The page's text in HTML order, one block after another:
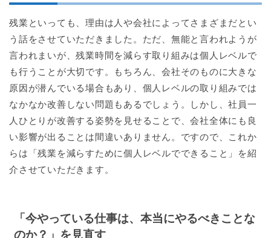
残業といっても、理由は人や会社によってさまざまだとい
う話をさせていただきました。ただ、無能と言われようが
言われまいが、残業時間を減らす取り組みは個人レベルで
も行うことが大切です。もちろん、会社そのものに大きな
原因が潜んでいる場合もあり、個人レベルの取り組みでは
なかなか改善しない問題もあるでしょう。しかし、社員一
人ひとりが改善する姿勢を見せることで、会社全体にも良
い影響が出ることは間違いありません。ですので、これか
らは「残業を減らすために個人レベルでできること」を紹
介させていただきます。
「今やっている仕事は、本当にやるべきことな
のか？」を見直す